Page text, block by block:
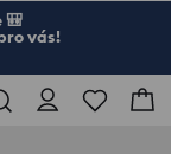
🎒
vás!